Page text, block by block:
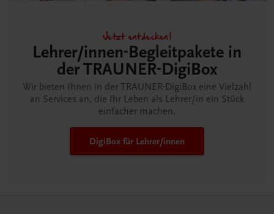
Jetzt entdecken!
Lehrer/innen-Begleitpakete in
der TRAUNER-DigiBox
Wir bieten Ihnen in der TRAUNER-DigiBox eine Vielzahl
an Services an, die Ihr Leben als Lehrer/in ein Stück
einfacher machen.
DigiBox für Lehrer/innen